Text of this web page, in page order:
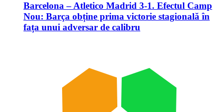
Barcelona – Atletico Madrid 3-1. Efectul Camp
Nou: Barça obține prima victorie stagională în
fața unui adversar de calibru